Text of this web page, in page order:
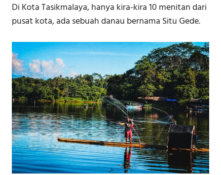
Di Kota Tasikmalaya, hanya kira-kira 10 menitan dari
pusat kota, ada sebuah danau bernama Situ Gede.